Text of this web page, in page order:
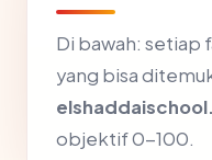
Di bawah: setiap
yang bisa
objektif 0-100.